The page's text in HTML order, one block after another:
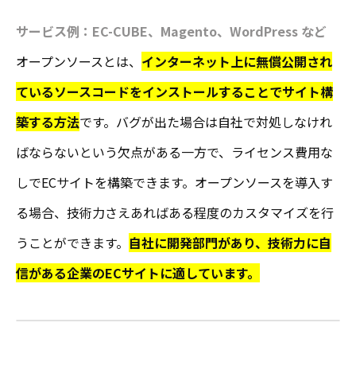
サービス例：EC-CUBE、Magento、WordPress など
オープンソースとは、 インターネット上に無償公開され
ているソースコードをインストールすることでサイト構
築する方法です。バグが出た場合は自社で対処しなけれ
ばならないという欠点がある一方で、ライセンス費用な
しでECサイトを構築できます。オープンソースを導入す
る場合、技術力さえあればある程度のカスタマイズを行
うことができます。 自社に開発部門があり、技術力に自
信がある企業のECサイトに適しています。